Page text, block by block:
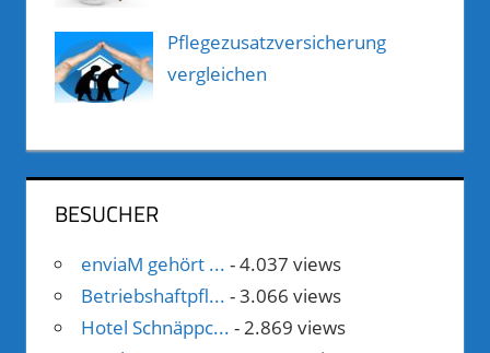
Pflegezusatzversicherung
vergleichen
BESUCHER
enviaM gehört ... - 4.037 views
Betriebshaftpfl... - 3.066 views
Hotel Schnäppc... - 2.869 views